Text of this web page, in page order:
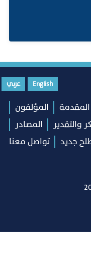
English عربي
المقدمة
المؤلفون
والتقدير
المصادر
جديد
تواصل معنا